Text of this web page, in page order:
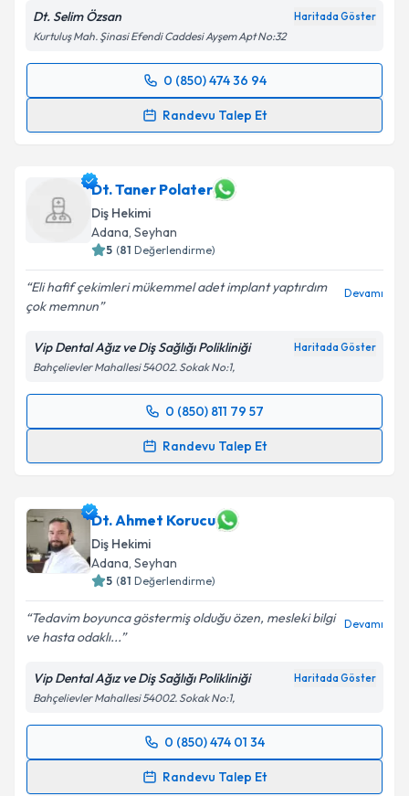
Dt. Selim Özsan Haritada Göster
Kurtuluş Mah. Şinasi Efendi Caddesi Ayşem Apt No:32
0 (850) 474 36 94
Randevu Talep Et
Randevu Takvimi Talebi
hazırlandığında e-posta ile bilgilendireceğiz.
E-posta Adresiniz
Kişisel verilerimin işlenmesine ilişkin
kapsamda işlenmesini kabul ediyorum.
Takvim Talebini Gönder
Dt. Taner Polater
Diş Hekimi
Adana, Seyhan
5 (81 Değerlendirme)
Eli hafif çekimleri mükemmel adet implant yaptırdım
çok memnun
Devamı
Vip Dental Ağız ve Diş Sağlığı Polikliniği Haritada Göster
Bahçelievler Mahallesi 54002. Sokak No:1,
0 (850) 811 79 57
Randevu Talep Et
Randevu Takvimi Talebi
takvim hazırlandığında e-posta ile bilgilendireceğiz.
E-posta Adresiniz
Kişisel verilerimin işlenmesine ilişkin
kapsamda işlenmesini kabul ediyorum.
Takvim Talebini Gönder
Dt. Ahmet Korucu
Diş Hekimi
Adana, Seyhan
5 (81 Değerlendirme)
Tedavim boyunca göstermiş olduğu özen, mesleki bilgi
ve hasta odaklı...
Devamı
Vip Dental Ağız ve Diş Sağlığı Polikliniği Haritada Göster
Bahçelievler Mahallesi 54002. Sokak No:1,
0 (850) 474 01 34
Randevu Talep Et
Randevu Takvimi Talebi